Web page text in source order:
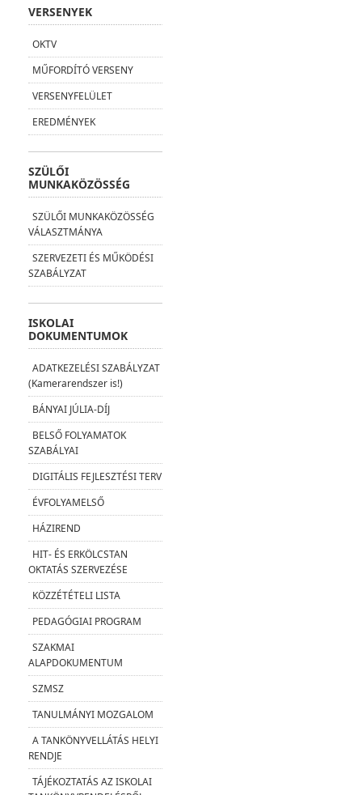
VERSENYEK
OKTV
MŰFORDÍTÓ VERSENY
VERSENYFELÜLET
EREDMÉNYEK
SZÜLŐI
MUNKAKÖZÖSSÉG
SZÜLŐI MUNKAKÖZÖSSÉG
VÁLASZTMÁNYA
SZERVEZETI ÉS MŰKÖDÉSI
SZABÁLYZAT
ISKOLAI
DOKUMENTUMOK
ADATKEZELÉSI SZABÁLYZAT
(Kamerarendszer is!)
BÁNYAI JÚLIA-DÍJ
BELSŐ FOLYAMATOK
SZABÁLYAI
DIGITÁLIS FEJLESZTÉSI TERV
ÉVFOLYAMELSŐ
HÁZIREND
HIT- ÉS ERKÖLCSTAN
OKTATÁS SZERVEZÉSE
KÖZZÉTÉTELI LISTA
PEDAGÓGIAI PROGRAM
SZAKMAI
ALAPDOKUMENTUM
SZMSZ
TANULMÁNYI MOZGALOM
A TANKÖNYVELLÁTÁS HELYI
RENDJE
TÁJÉKOZTATÁS AZ ISKOLAI